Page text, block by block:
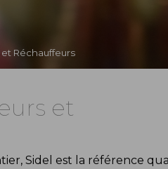
Réchauffeurs
et
Sidel est la référence